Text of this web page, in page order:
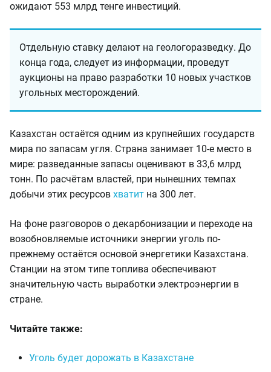
ожидают 553 млрд тенге инвестиций.
Отдельную ставку делают на геологоразведку. До
конца года, следует из информации, проведут
аукционы на право разработки 10 новых участков
угольных месторождений.
Казахстан остаётся одним из крупнейших государств
мира по запасам угля. Страна занимает 10-е место в
мире: разведанные запасы оценивают в 33,6 млрд
тонн. По расчётам властей, при нынешних темпах
добычи этих ресурсов хватит на 300 лет.
На фоне разговоров о декарбонизации и переходе на
возобновляемые источники энергии уголь по-
прежнему остаётся основой энергетики Казахстана.
Станции на этом типе топлива обеспечивают
значительную часть выработки электроэнергии в
стране.
Читайте также:
Уголь будет дорожать в Казахстане